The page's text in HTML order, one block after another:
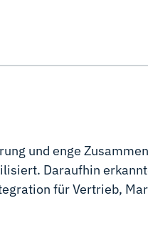
und enge
Daraufhin
für Vertrieb,